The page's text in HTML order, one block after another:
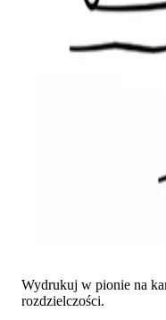
Wydrukuj w pionie na
rozdzielczości.